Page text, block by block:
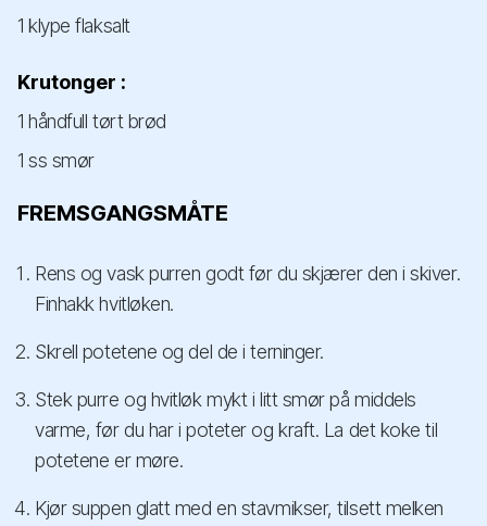
1 klype flaksalt
Krutonger :
1 håndfull tørt brød
1 ss smør
FREMSGANGSMÅTE
Rens og vask purren godt før du skjærer den i skiver.
Finhakk hvitløken.
Skrell potetene og del de i terninger.
Stek purre og hvitløk mykt i litt smør på middels
varme, før du har i poteter og kraft. La det koke til
potetene er møre.
Kjør suppen glatt med en stavmikser, tilsett melken